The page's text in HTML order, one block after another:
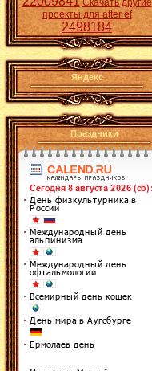
Скачать другие
проекты для after ef
2498184
Яндекс
Праздники